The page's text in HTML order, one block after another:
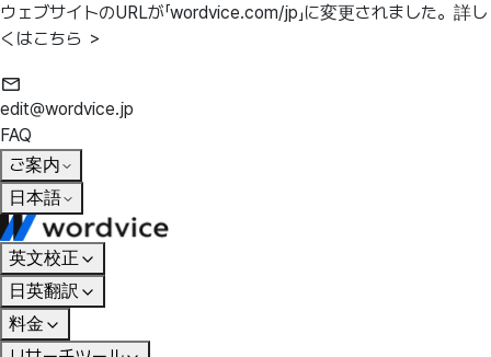
ウェブサイトのURLが「wordvice.com/jp」に変更されました。 詳し
くはこちら ＞
edit@wordvice.jp
FAQ
ご案内
日本語
英文校正
日英翻訳
料金